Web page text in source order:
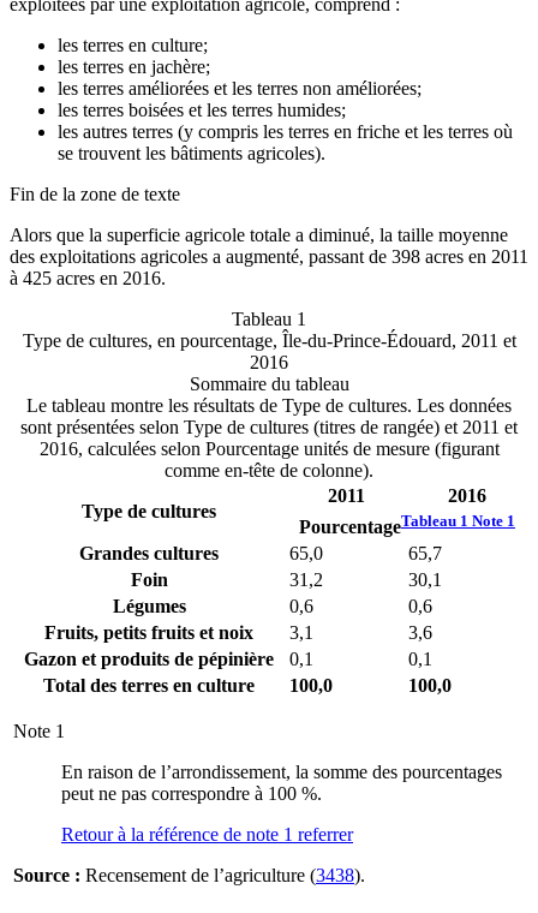
exploitées par une exploitation agricole, comprend :
les terres en culture;
les terres en jachère;
les terres améliorées et les terres non améliorées;
les terres boisées et les terres humides;
les autres terres (y compris les terres en friche et les terres où
se trouvent les bâtiments agricoles).
Fin de la zone de texte
Alors que la superficie agricole totale a diminué, la taille moyenne
des exploitations agricoles a augmenté, passant de 398 acres en 2011
à 425 acres en 2016.
Tableau 1
Type de cultures, en pourcentage, Île-du-Prince-Édouard, 2011 et
2016
Sommaire du tableau
Le tableau montre les résultats de Type de cultures. Les données
sont présentées selon Type de cultures (titres de rangée) et 2011 et
2016, calculées selon Pourcentage unités de mesure (figurant
comme en-tête de colonne).
Type de cultures
2011
2016
PourcentageTableau 1 Note 1
Grandes cultures 65,0
65,7
Foin
31,2
30,1
Légumes
0,6
0,6
Fruits, petits fruits et noix
3,1
3,6
Gazon et produits de pépinière
0,1
0,1
Total des terres en culture
100,0 100,0
Note 1
En raison de l’arrondissement, la somme des pourcentages
peut ne pas correspondre à 100 %.
Retour à la référence de note 1 referrer
Source : Recensement de l’agriculture (3438).